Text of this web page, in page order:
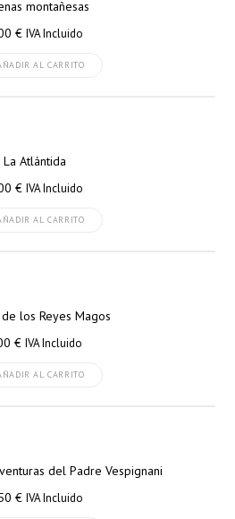
montañesas
€ IVA Incluido
AL CARRITO
La Atlántida
€ IVA Incluido
AL CARRITO
los Reyes Magos
€ IVA Incluido
AL CARRITO
del Padre Vespignani
€ IVA Incluido